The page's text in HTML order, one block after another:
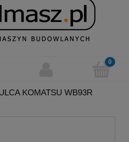
KOMATSU WB93R